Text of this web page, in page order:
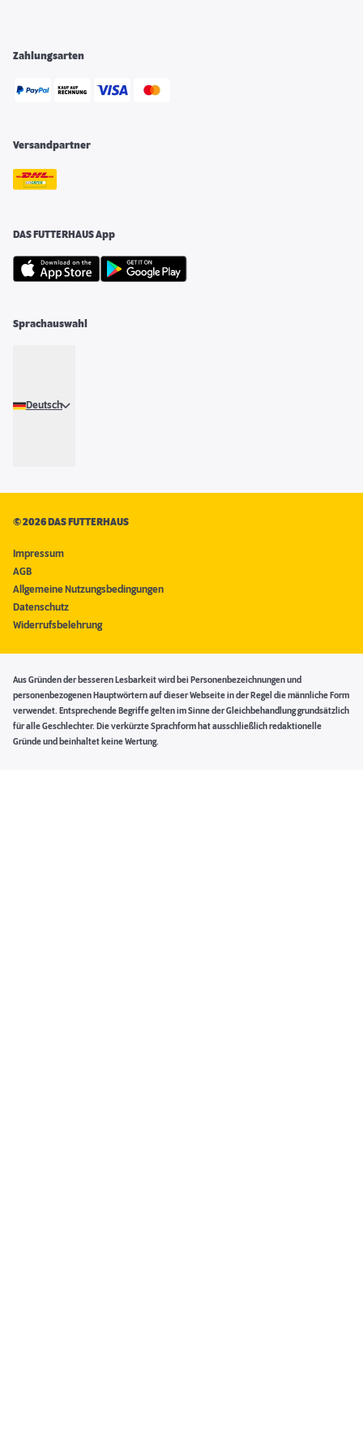
Zahlungsarten
Versandpartner
DAS FUTTERHAUS App
Sprachauswahl
Deutsch
©2026 DAS FUTTERHAUS
Impressum
AGB
Allgemeine Nutzungsbedingungen
Datenschutz
Widerrufsbelehrung
Aus Gründen der besseren Lesbarkeit wird bei Personenbezeichnungen und
personenbezogenen Hauptwörtern auf dieser Webseite in der Regel die männliche Form
verwendet. Entsprechende Begriffe gelten im Sinne der Gleichbehandlung grundsätzlich
für alle Geschlechter. Die verkürzte Sprachform hat ausschließlich redaktionelle
Gründe und beinhaltet keine Wertung.